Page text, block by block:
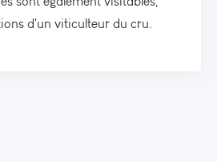
d'un viticulteur du cru.